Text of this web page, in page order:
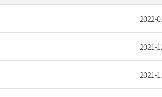
2022-
2021-
2021-